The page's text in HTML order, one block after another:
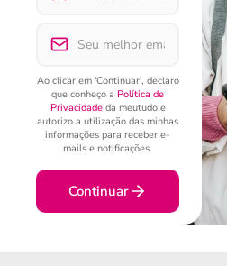
Ao clicar em 'Continuar', declaro
que conheço a Política de
Privacidadeda meutudo e
autorizo a utilização das minhas
informações para receber e-
mails e notificações.
Continuar